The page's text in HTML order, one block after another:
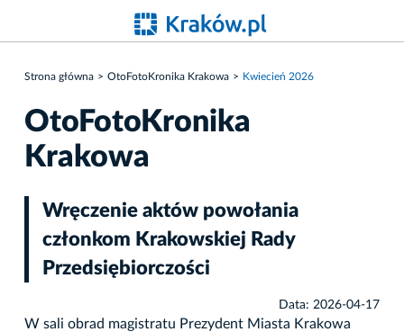
Strona główna OtoFotoKronika Krakowa Kwiecień 2026
OtoFotoKronika
Krakowa
Wręczenie aktów powołania
członkom Krakowskiej Rady
Przedsiębiorczości
Data: 2026-04-17
W sali obrad magistratu Prezydent Miasta Krakowa